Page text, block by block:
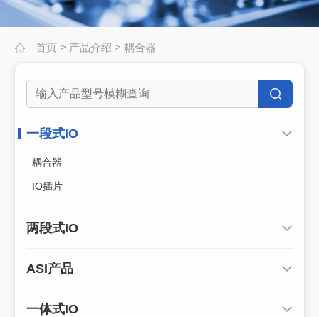
首页 > 产品介绍 > 耦合器
一段式IO
耦合器
IO插片
两段式IO
ASI产品
一体式IO